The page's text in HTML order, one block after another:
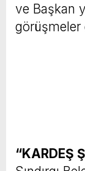
ve Başkan
görüşmeler
“KARDEŞ